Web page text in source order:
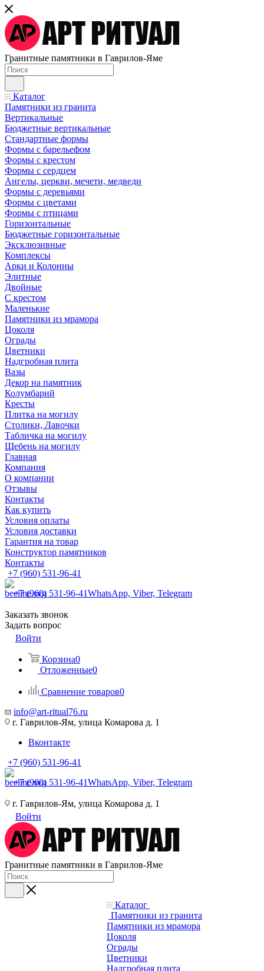
Гранитные памятники в Гаврилов-Яме
Каталог
Памятники из гранита
Вертикальные
Бюджетные вертикальные
Стандартные формы
Формы с барельефом
Формы с крестом
Формы с сердцем
Ангелы, церкви, мечети, медведи
Формы с деревьями
Формы с цветами
Формы с птицами
Горизонтальные
Бюджетные горизонтальные
Эксклюзивные
Комплексы
Арки и Колонны
Элитные
Двойные
С крестом
Маленькие
Памятники из мрамора
Цоколя
Ограды
Цветники
Надгробная плита
Вазы
Декор на памятник
Колумбарий
Кресты
Плитка на могилу
Столики, Лавочки
Табличка на могилу
Щебень на могилу
Главная
Компания
О компании
Отзывы
Контакты
Как купить
Условия оплаты
Условия доставки
Гарантия на товар
Конструктор памятников
Контакты
+7 (960) 531-96-41
+7 (960) 531-96-41WhatsApp, Viber, Telegram
Заказать звонок
Задать вопрос
Войти
Корзина0
Отложенные0
Сравнение товаров0
info@art-ritual76.ru
г. Гаврилов-Ям, улица Комарова д. 1
Вконтакте
+7 (960) 531-96-41
+7 (960) 531-96-41WhatsApp, Viber, Telegram
г. Гаврилов-Ям, улица Комарова д. 1
Войти
Гранитные памятники в Гаврилов-Яме
Каталог
Памятники из гранита
Памятники из мрамора
Цоколя
Ограды
Цветники
Надгробная плита